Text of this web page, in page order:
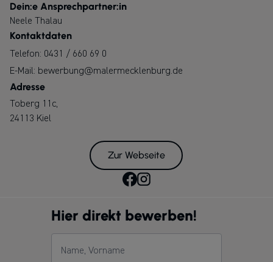
Dein:e Ansprechpartner:in
Neele Thalau
Kontaktdaten
Telefon: 0431 / 660 69 0
E-Mail: bewerbung@malermecklenburg.de
Adresse
Toberg 11c,
24113 Kiel
Zur Webseite
Hier direkt bewerben!
Name, Vorname